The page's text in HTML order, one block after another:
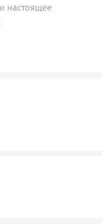
настоящее
на
на багги
на